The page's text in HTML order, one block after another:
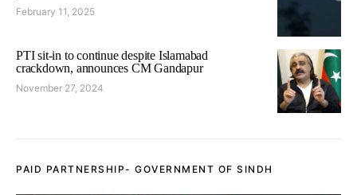
February 11, 2025
PTI sit-in to continue despite Islamabad
crackdown, announces CM Gandapur
November 27, 2024
PAID PARTNERSHIP- GOVERNMENT OF SINDH